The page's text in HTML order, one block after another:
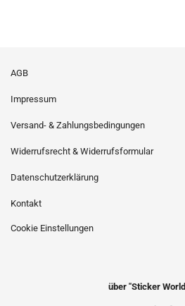
AGB
Impressum
Versand- & Zahlungsbedingungen
Widerrufsrecht & Widerrufsformular
Datenschutzerklärung
Kontakt
Cookie Einstellungen
über "Sticker